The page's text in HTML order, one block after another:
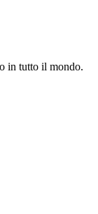
in tutto il mondo.